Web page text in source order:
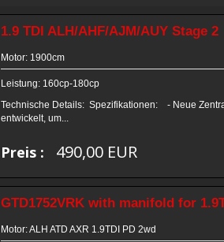
1.9 TDI ALH/AHF/AJM/AUY Stage 2
Motor: 1900cm
Leistung: 160cp-180cp
Technische Details: Spezifikationen: - Neue
entwickelt, um...
Preis : 490,00 EUR
GTD1752VRK with manifold for
Motor: ALH ATD AXR 1.9TDI PD 2wd